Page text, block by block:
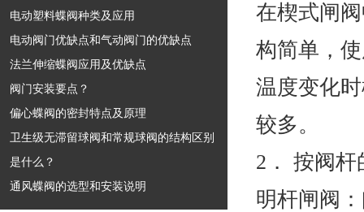
电动塑料蝶阀种类及应用
电动阀门优缺点和气动阀门的优缺点
法兰伸缩蝶阀应用及优缺点
阀门安装要点？
偏心蝶阀的密封特点及原理
卫生级无滞留球阀和常规球阀的结构区别
是什么？
通风蝶阀的选型和安装说明
在楔式闸
构简单，
温度变化
较多。
2． 按阀
明杆闸阀